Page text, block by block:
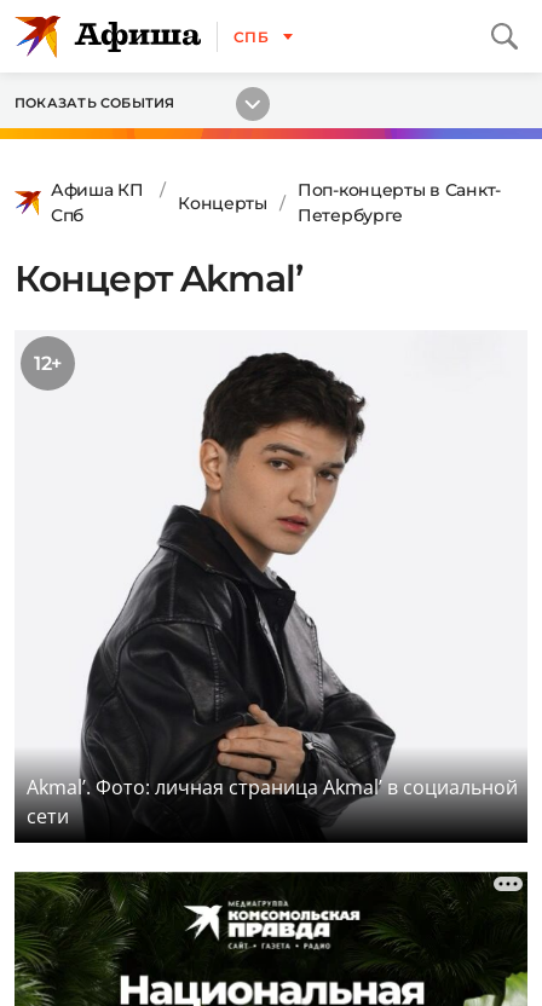
СПБ
ПОКАЗАТЬ СОБЫТИЯ
Афиша КП
Спб
Концерты
Поп-концерты в Санкт-
Петербурге
Концерт Akmal’
12+
Akmal’. Фото: личная страница Akmal’ в социальной
сети